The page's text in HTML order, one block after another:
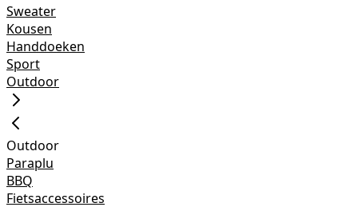
Sweater
Kousen
Handdoeken
Sport
Outdoor
Outdoor
Paraplu
BBQ
Fietsaccessoires